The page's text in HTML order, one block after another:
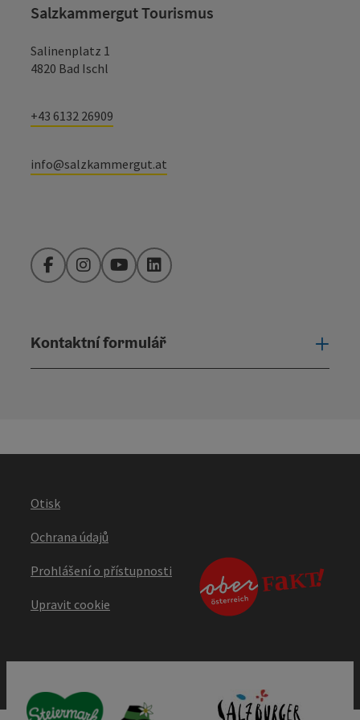
Salzkammergut Tourismus
Salinenplatz 1
4820 Bad Ischl
+43 6132 26909
info@salzkammergut.at
FacebookInstagramYouTubeLinkedIn
Kontaktní formulář
Otisk
Ochrana údajů
Prohlášení o přístupnosti
Upravit cookie